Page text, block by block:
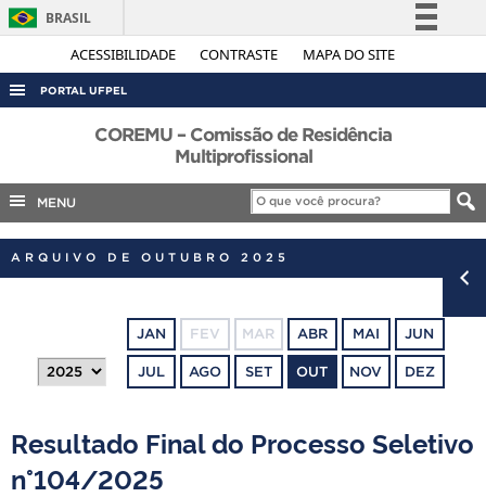
ACESSIBILIDADE CONTRASTE MAPA DO SITE
BRASIL
Simplifique!
Acesso à informação
Legislação
Canais
PORTAL UFPEL
ACESSO À INFORMAÇÃO
COBALTO
CONCURSOS
PORTARIAS
COREMU – Comissão de Residência
Multiprofissional
MENU
ARQUIVO DE OUTUBRO 2025
JAN FEV MAR ABR MAI JUN
JUL AGO SET OUT NOV DEZ
Resultado Final do Processo Seletivo
n°104/2025